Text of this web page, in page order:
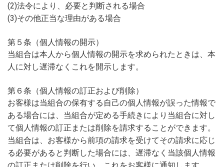
(2)法令により、必要と判断される場合
(3)その他正当な理由がある場合
第５条（個人情報の開示）
当組合は本人から個人情報の開示を求められたときは、本
人に対し遅滞なくこれを開示します。
第６条（個人情報の訂正および削除）
お客様は当組合の保有する自己の個人情報が誤った情報で
ある場合には、当組合が定める手続きにより当組合に対し
て個人情報の訂正または削除を請求することができます。
当組合は、お客様から前項の請求を受けてその請求に応じ
る必要があると判断した場合には、遅滞なく当該個人情報